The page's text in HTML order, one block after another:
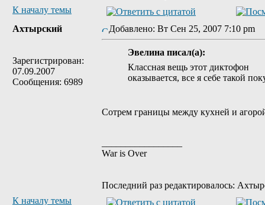
К началу темы
Ахтырский
Зарегистрирован:
07.09.2007
Сообщения: 6989
Добавлено: Вт Сен 25, 2007 7:10 pm
Эвелина писал(а):
Классная вещь этот диктофон
оказывается, все я себе такой
Сотрем границы между кухней и
War is Over
Последний раз редактировалось:
К началу темы